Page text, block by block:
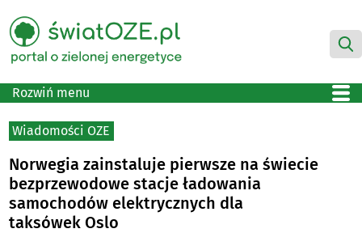
Rozwiń menu
Wiadomości OZE
Norwegia zainstaluje pierwsze na świecie
bezprzewodowe stacje ładowania
samochodów elektrycznych dla
taksówek Oslo